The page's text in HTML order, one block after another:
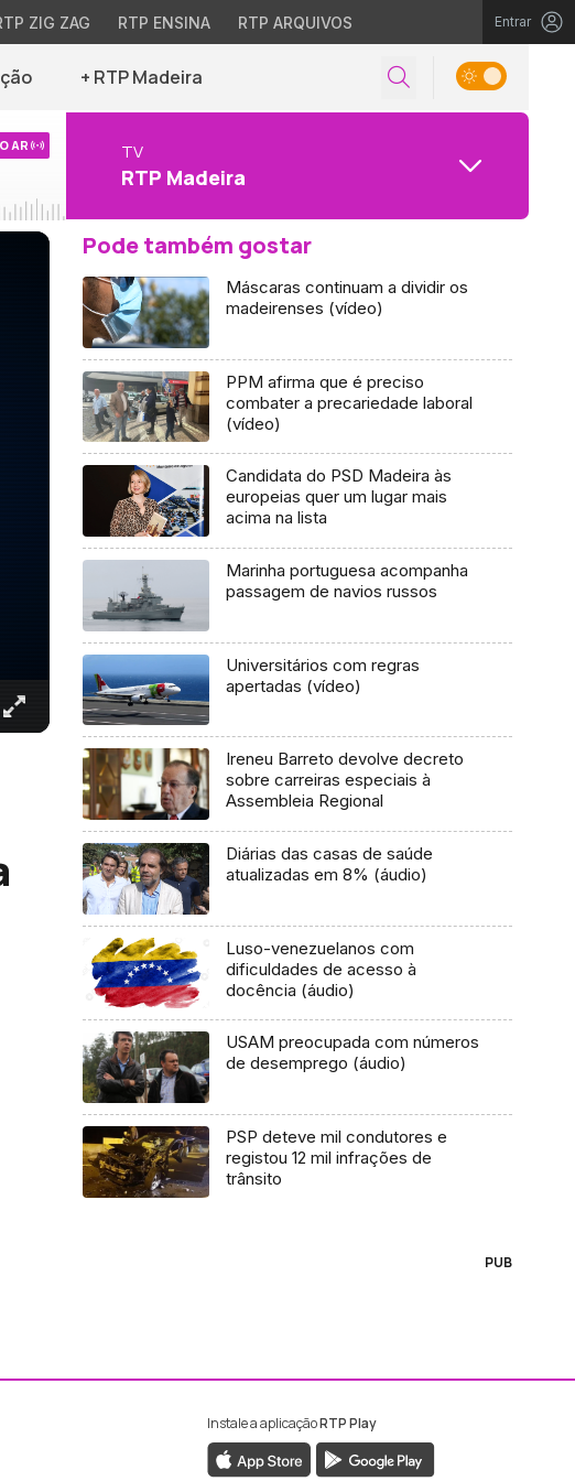
ZIG ZAG RTP ENSINA RTP ARQUIVOS Entrar
+ RTP Madeira
AR TV
RTP Madeira
Pode também gostar
Máscaras continuam a dividir os
madeirenses (vídeo)
PPM afirma que é preciso
combater a precariedade laboral
(vídeo)
Candidata do PSD Madeira às
europeias quer um lugar mais
acima na lista
Marinha portuguesa acompanha
passagem de navios russos
Universitários com regras
apertadas (vídeo)
Ireneu Barreto devolve decreto
sobre carreiras especiais à
Assembleia Regional
Diárias das casas de saúde
atualizadas em 8% (áudio)
Luso-venezuelanos com
dificuldades de acesso à
docência (áudio)
USAM preocupada com números
de desemprego (áudio)
PSP deteve mil condutores e
registou 12 mil infrações de
trânsito
PUB
Facebook da RTP Madeira
ao Instagram da RTP Madeira
Instale a aplicaçãoRTP Play